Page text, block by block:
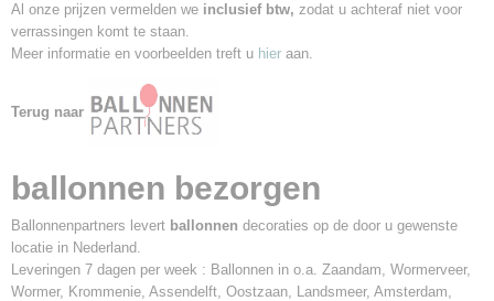
Al onze prijzen vermelden we inclusief btw, zodat u achteraf niet voor
verrassingen komt te staan.
Meer informatie en voorbeelden treft u hier aan.
Terug naar
ballonnen bezorgen
Ballonnenpartners levert ballonnen decoraties op de door u gewenste
locatie in Nederland.
Leveringen 7 dagen per week : Ballonnen in o.a. Zaandam, Wormerveer,
Wormer, Krommenie, Assendelft, Oostzaan, Landsmeer, Amsterdam,